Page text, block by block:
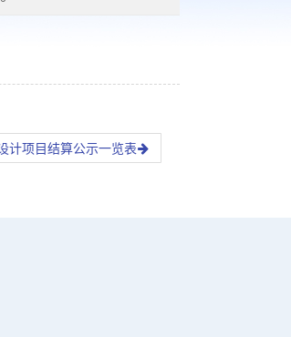
计项目结算公示一览表